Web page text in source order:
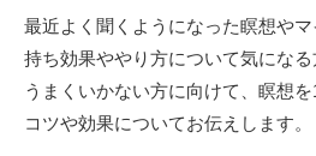
最近よく聞くようになった瞑想や
持ち効果ややり方について気にな
うまくいかない方に向けて、瞑想
コツや効果についてお伝えします。